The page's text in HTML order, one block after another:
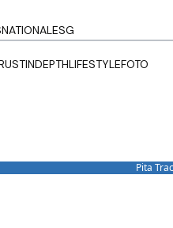
NATIONALESG
INDEPTHLIFESTYLEFOTO
Pita